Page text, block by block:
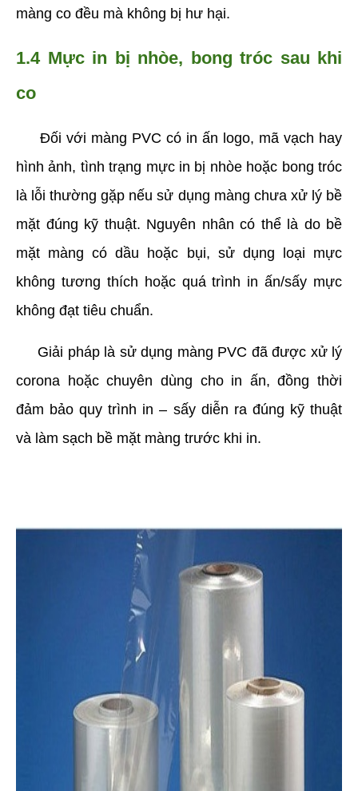
màng co đều mà không bị hư hại.
1.4 Mực in bị nhòe, bong tróc sau khi
co
Đối với màng PVC có in ấn logo, mã vạch hay
hình ảnh, tình trạng mực in bị nhòe hoặc bong tróc
là lỗi thường gặp nếu sử dụng màng chưa xử lý bề
mặt đúng kỹ thuật. Nguyên nhân có thể là do bề
mặt màng có dầu hoặc bụi, sử dụng loại mực
không tương thích hoặc quá trình in ấn/sấy mực
không đạt tiêu chuẩn.
Giải pháp là sử dụng màng PVC đã được xử lý
corona hoặc chuyên dùng cho in ấn, đồng thời
đảm bảo quy trình in – sấy diễn ra đúng kỹ thuật
và làm sạch bề mặt màng trước khi in.